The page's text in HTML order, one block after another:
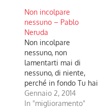
Non incolpare
nessuno – Pablo
Neruda
Non incolpare
nessuno, non
lamentarti mai di
nessuno, di niente,
perché in fondo Tu hai
fatto quello che volevi
nella vita. Accetta la
Gennaio 2, 2014
In "miglioramento"